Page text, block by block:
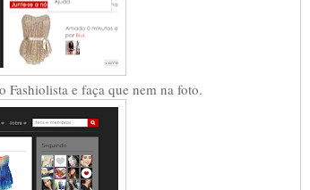
e faça que nem na foto.